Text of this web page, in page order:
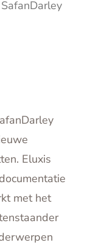
Eluxis
met het